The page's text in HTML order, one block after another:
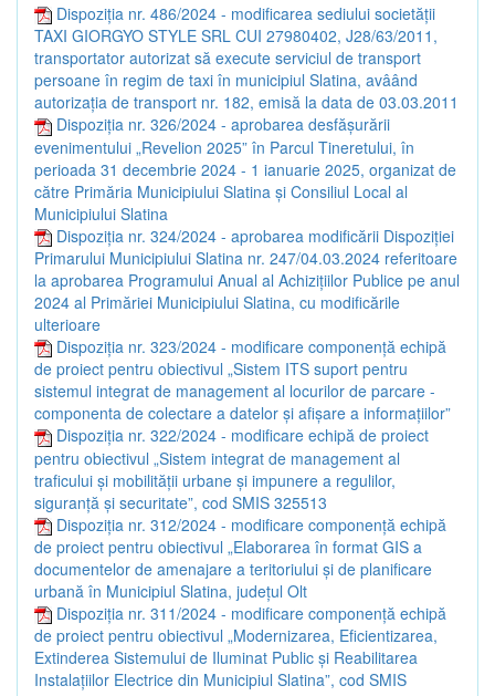
Dispoziția nr. 486/2024 - modificarea sediului societății
TAXI GIORGYO STYLE SRL CUI 27980402, J28/63/2011,
transportator autorizat să execute serviciul de transport
persoane în regim de taxi în municipiul Slatina, avâând
autorizația de transport nr. 182, emisă la data de 03.03.2011
Dispoziția nr. 326/2024 - aprobarea desfășurării
evenimentului „Revelion 2025” în Parcul Tineretului, în
perioada 31 decembrie 2024 - 1 ianuarie 2025, organizat de
către Primăria Municipiului Slatina și Consiliul Local al
Municipiului Slatina
Dispoziția nr. 324/2024 - aprobarea modificării Dispoziției
Primarului Municipiului Slatina nr. 247/04.03.2024 referitoare
la aprobarea Programului Anual al Achizițiilor Publice pe anul
2024 al Primăriei Municipiului Slatina, cu modificările
ulterioare
Dispoziția nr. 323/2024 - modificare componență echipă
de proiect pentru obiectivul „Sistem ITS suport pentru
sistemul integrat de management al locurilor de parcare -
componenta de colectare a datelor și afișare a informațiilor”
Dispoziția nr. 322/2024 - modificare echipă de proiect
pentru obiectivul „Sistem integrat de management al
traficului și mobilității urbane și impunere a regulilor,
siguranță și securitate”, cod SMIS 325513
Dispoziția nr. 312/2024 - modificare componență echipă
de proiect pentru obiectivul „Elaborarea în format GIS a
documentelor de amenajare a teritoriului și de planificare
urbană în Municipiul Slatina, județul Olt
Dispoziția nr. 311/2024 - modificare componență echipă
de proiect pentru obiectivul „Modernizarea, Eficientizarea,
Extinderea Sistemului de Iluminat Public și Reabilitarea
Instalațiilor Electrice din Municipiul Slatina”, cod SMIS